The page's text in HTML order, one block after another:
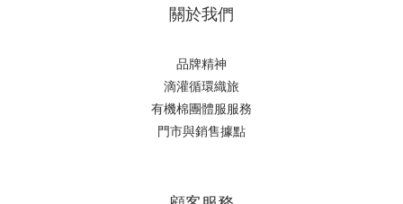
關於我們
品牌精神
滴灌循環織旅
有機棉團體服服務
門市與銷售據點